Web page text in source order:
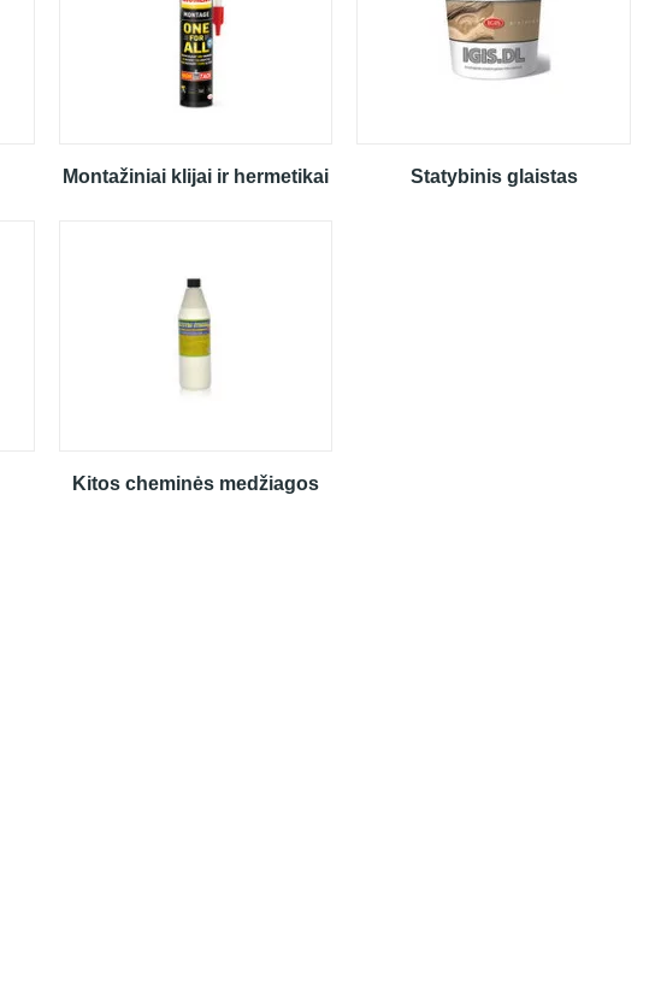
Montažiniai klijai ir hermetikai Statybinis glaistas
Kitos cheminės medžiagos